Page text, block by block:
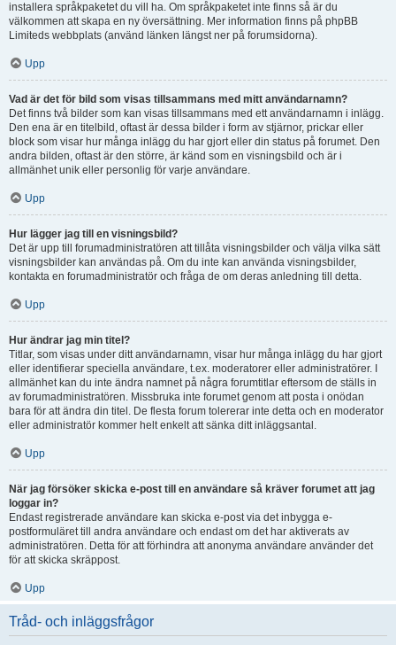
installera språkpaketet du vill ha. Om språkpaketet inte finns så är du
välkommen att skapa en ny översättning. Mer information finns på phpBB
Limiteds webbplats (använd länken längst ner på forumsidorna).
Upp
Vad är det för bild som visas tillsammans med mitt användarnamn?
Det finns två bilder som kan visas tillsammans med ett användarnamn i inlägg.
Den ena är en titelbild, oftast är dessa bilder i form av stjärnor, prickar eller
block som visar hur många inlägg du har gjort eller din status på forumet. Den
andra bilden, oftast är den större, är känd som en visningsbild och är i
allmänhet unik eller personlig för varje användare.
Upp
Hur lägger jag till en visningsbild?
Det är upp till forumadministratören att tillåta visningsbilder och välja vilka sätt
visningsbilder kan användas på. Om du inte kan använda visningsbilder,
kontakta en forumadministratör och fråga de om deras anledning till detta.
Upp
Hur ändrar jag min titel?
Titlar, som visas under ditt användarnamn, visar hur många inlägg du har gjort
eller identifierar speciella användare, t.ex. moderatorer eller administratörer. I
allmänhet kan du inte ändra namnet på några forumtitlar eftersom de ställs in
av forumadministratören. Missbruka inte forumet genom att posta i onödan
bara för att ändra din titel. De flesta forum tolererar inte detta och en moderator
eller administratör kommer helt enkelt att sänka ditt inläggsantal.
Upp
När jag försöker skicka e-post till en användare så kräver forumet att jag
loggar in?
Endast registrerade användare kan skicka e-post via det inbygga e-
postformuläret till andra användare och endast om det har aktiverats av
administratören. Detta för att förhindra att anonyma användare använder det
för att skicka skräppost.
Upp
Tråd- och inläggsfrågor